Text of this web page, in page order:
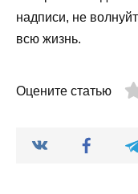
надписи, не
всю жизнь.
Оцените статью